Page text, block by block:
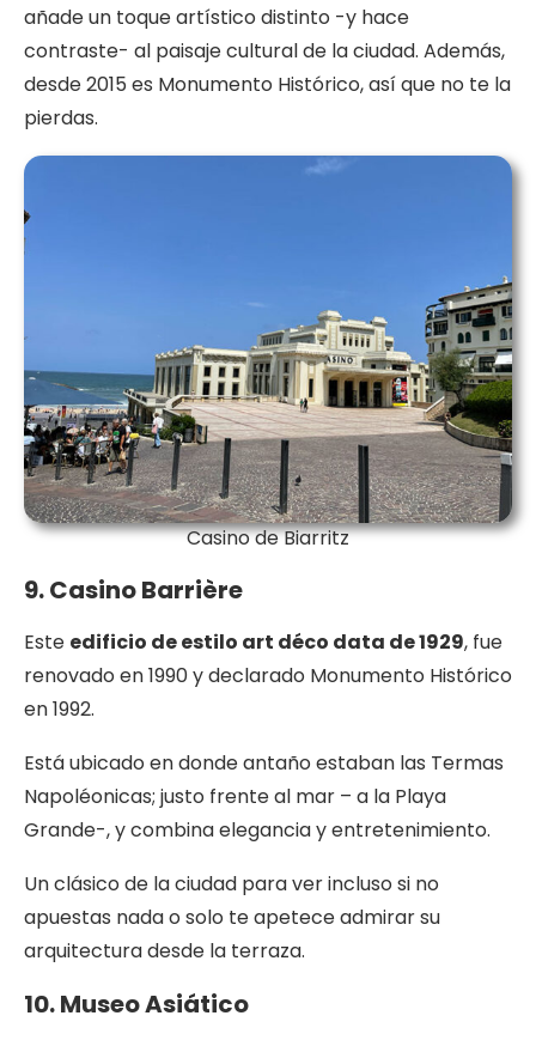
añade un toque artístico distinto -y hace
contraste- al paisaje cultural de la ciudad. Además,
desde 2015 es Monumento Histórico, así que no te la
pierdas.
Casino de Biarritz
9. Casino Barrière
Este edificio de estilo art déco data de 1929, fue
renovado en 1990 y declarado Monumento Histórico
en 1992.
Está ubicado en donde antaño estaban las Termas
Napoléonicas; justo frente al mar – a la Playa
Grande-, y combina elegancia y entretenimiento.
Un clásico de la ciudad para ver incluso si no
apuestas nada o solo te apetece admirar su
arquitectura desde la terraza.
10. Museo Asiático